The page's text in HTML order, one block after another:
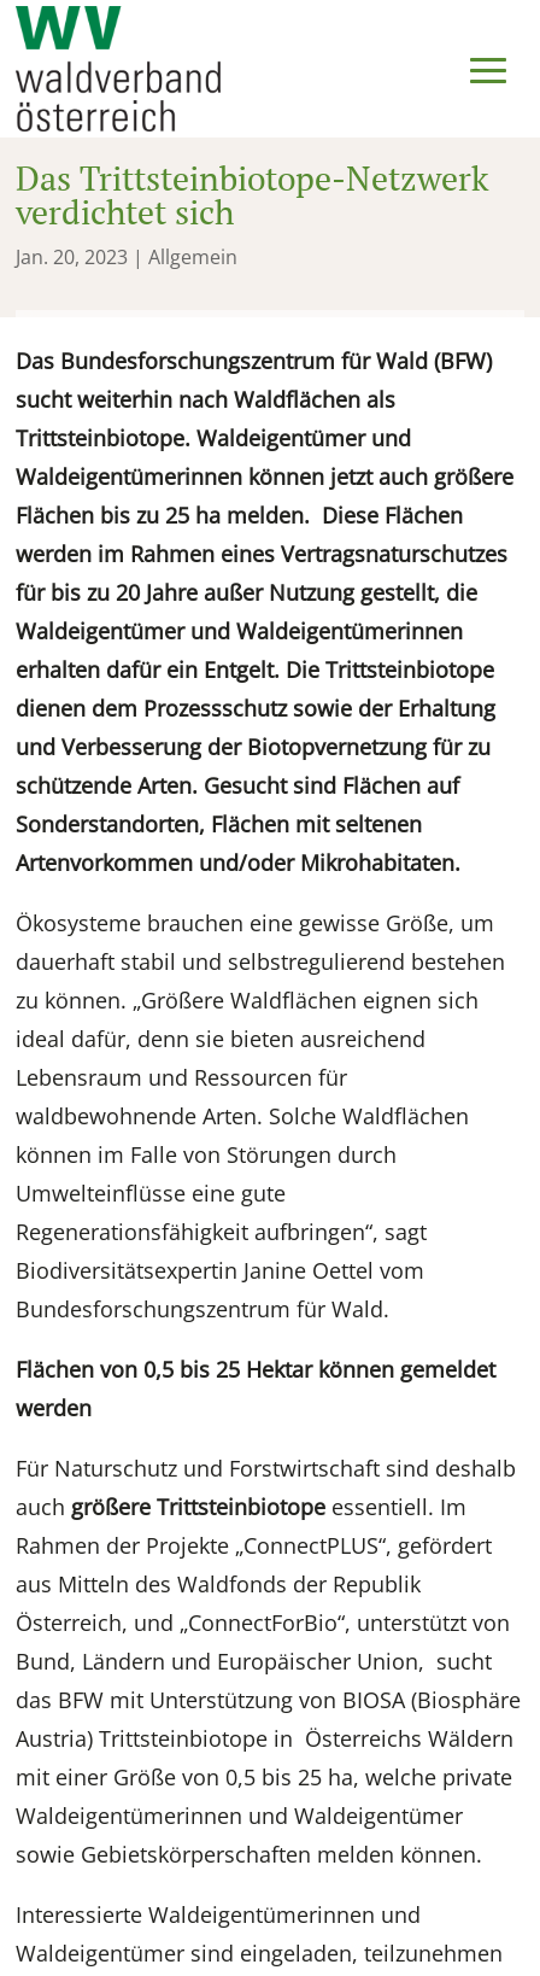
Das Trittsteinbiotope-Netzwerk
verdichtet sich
Jan. 20, 2023 | Allgemein
Das Bundesforschungszentrum für Wald (BFW)
sucht weiterhin nach Waldflächen als
Trittsteinbiotope. Waldeigentümer und
Waldeigentümerinnen können jetzt auch größere
Flächen bis zu 25 ha melden. Diese Flächen
werden im Rahmen eines Vertragsnaturschutzes
für bis zu 20 Jahre außer Nutzung gestellt, die
Waldeigentümer und Waldeigentümerinnen
erhalten dafür ein Entgelt. Die Trittsteinbiotope
dienen dem Prozessschutz sowie der Erhaltung
und Verbesserung der Biotopvernetzung für zu
schützende Arten. Gesucht sind Flächen auf
Sonderstandorten, Flächen mit seltenen
Artenvorkommen und/oder Mikrohabitaten.
Ökosysteme brauchen eine gewisse Größe, um
dauerhaft stabil und selbstregulierend bestehen
zu können. „Größere Waldflächen eignen sich
ideal dafür, denn sie bieten ausreichend
Lebensraum und Ressourcen für
waldbewohnende Arten. Solche Waldflächen
können im Falle von Störungen durch
Umwelteinflüsse eine gute
Regenerationsfähigkeit aufbringen“, sagt
Biodiversitätsexpertin Janine Oettel vom
Bundesforschungszentrum für Wald.
Flächen von 0,5 bis 25 Hektar können gemeldet
werden
Für Naturschutz und Forstwirtschaft sind deshalb
auchgrößere Trittsteinbiotope essentiell. Im
Rahmen der Projekte „ConnectPLUS“, gefördert
aus Mitteln des Waldfonds der Republik
Österreich, und „ConnectForBio“, unterstützt von
Bund, Ländern und Europäischer Union, sucht
das BFW mit Unterstützung von BIOSA (Biosphäre
Austria) Trittsteinbiotope in Österreichs Wäldern
mit einer Größe von 0,5 bis 25 ha, welche private
Waldeigentümerinnen und Waldeigentümer
sowie Gebietskörperschaften melden können.
Interessierte Waldeigentümerinnen und
Waldeigentümer sind eingeladen, teilzunehmen